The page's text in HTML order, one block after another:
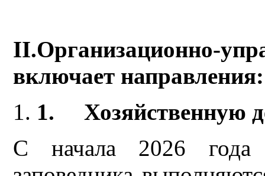
II.Организационно-
включает направления:
1.Хозяйственную
С начала 2026 года